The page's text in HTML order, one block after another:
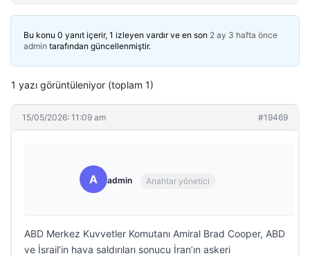
Bu konu 0 yanıt içerir, 1 izleyen vardır ve en son 2 ay 3 hafta önce
admin tarafından güncellenmiştir.
1 yazı görüntüleniyor (toplam 1)
15/05/2026: 11:09 am #19469
A admin Anahtar yönetici
ABD Merkez Kuvvetler Komutanı Amiral Brad Cooper, ABD
ve İsrail’in hava saldırıları sonucu İran’ın askeri